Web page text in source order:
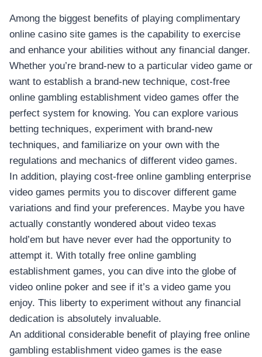
Among the biggest benefits of playing complimentary
online casino site games is the capability to exercise
and enhance your abilities without any financial danger.
Whether you’re brand-new to a particular video game or
want to establish a brand-new technique, cost-free
online gambling establishment video games offer the
perfect system for knowing. You can explore various
betting techniques, experiment with brand-new
techniques, and familiarize on your own with the
regulations and mechanics of different video games.
In addition, playing cost-free online gambling enterprise
video games permits you to discover different game
variations and find your preferences. Maybe you have
actually constantly wondered about video texas
hold’em but have never ever had the opportunity to
attempt it. With totally free online gambling
establishment games, you can dive into the globe of
video online poker and see if it’s a video game you
enjoy. This liberty to experiment without any financial
dedication is absolutely invaluable.
An additional considerable benefit of playing free online
gambling establishment video games is the ease